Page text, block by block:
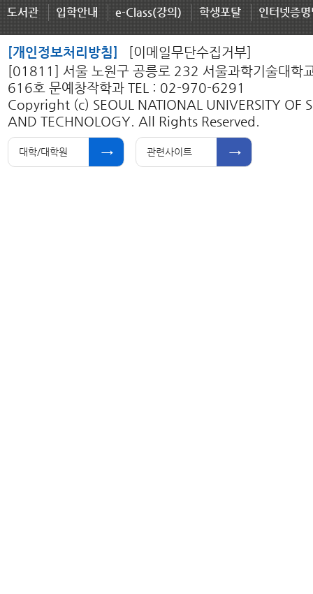
도서관 입학안내 e-Class(강의) 학생포탈 인터넷증
[개인정보처리방침]
[이메일무단수집거부]
[01811] 서울 노원구 공릉로 232 서울과학기술대학
616호 문예창작학과 TEL : 02-970-6291
Copyright (c) SEOUL NATIONAL UNIVERSITY OF
AND TECHNOLOGY. All Rights Reserved.
대학/대학원 관련사이트